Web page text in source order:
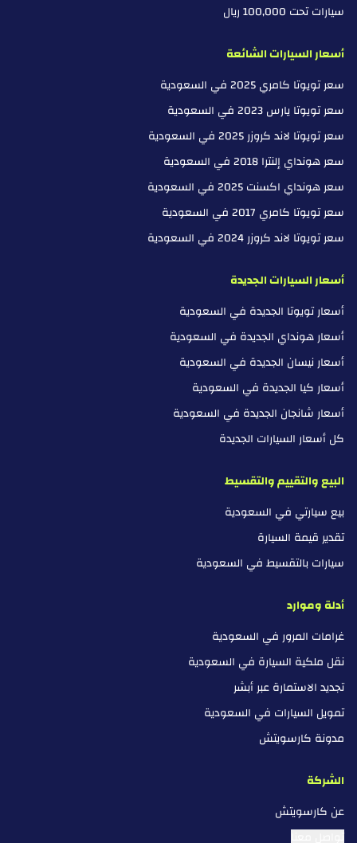
سيارات تحت 100,000 ريال
أسعار السيارات الشائعة
سعر تويوتا كامري 2025 في السعودية
سعر تويوتا يارس 2023 في السعودية
سعر تويوتا لاند كروزر 2025 في السعودية
سعر هونداي إلنترا 2018 في السعودية
سعر هونداي اكسنت 2025 في السعودية
سعر تويوتا كامري 2017 في السعودية
سعر تويوتا لاند كروزر 2024 في السعودية
أسعار السيارات الجديدة
أسعار تويوتا الجديدة في السعودية
أسعار هونداي الجديدة في السعودية
أسعار نيسان الجديدة في السعودية
أسعار كيا الجديدة في السعودية
أسعار شانجان الجديدة في السعودية
كل أسعار السيارات الجديدة
البيع والتقييم والتقسيط
بيع سيارتي في السعودية
تقدير قيمة السيارة
سيارات بالتقسيط في السعودية
أدلة وموارد
غرامات المرور في السعودية
نقل ملكية السيارة في السعودية
تجديد الاستمارة عبر أبشر
تمويل السيارات في السعودية
مدونة كارسويتش
الشركة
عن كارسويتش